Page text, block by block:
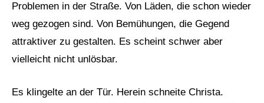
Problemen in der Straße. Von Läden, die schon wieder
weg gezogen sind. Von Bemühungen, die Gegend
attraktiver zu gestalten. Es scheint schwer aber
vielleicht nicht unlösbar.
Es klingelte an der Tür. Herein schneite Christa.